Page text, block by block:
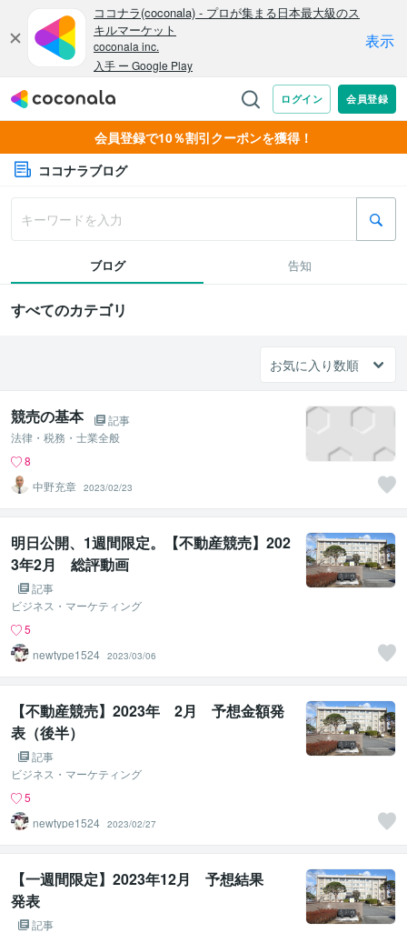
会員登録で10％割引クーポンを獲得！
ココナラブログ
ブログ 告知
すべてのカテゴリ
競売の基本
記事
法律・税務・士業全般
8
中野充章 2023/02/23
明日公開、1週間限定。【不動産競売】202
3年2月 総評動画
記事
ビジネス・マーケティング
5
newtype1524 2023/03/06
【不動産競売】2023年 2月 予想金額発
表（後半）
記事
ビジネス・マーケティング
5
newtype1524 2023/02/27
【一週間限定】2023年12月 予想結果
発表
記事